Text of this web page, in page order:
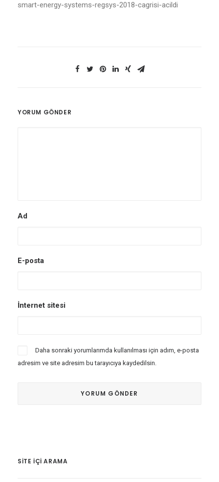
smart-energy-systems-regsys-2018-cagrisi-acildi
YORUM GÖNDER
Ad
E-posta
İnternet sitesi
Daha sonraki yorumlarımda kullanılması için adım, e-posta
adresim ve site adresim bu tarayıcıya kaydedilsin.
SITE IÇI ARAMA